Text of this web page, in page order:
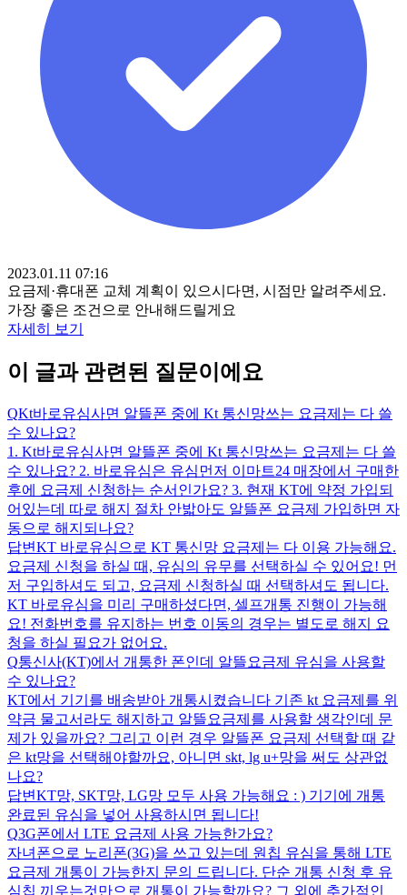
2023.01.11 07:16
요금제·휴대폰 교체 계획이 있으시다면, 시점만 알려주세요.
가장 좋은 조건으로 안내해드릴게요
자세히 보기
이 글과 관련된 질문이에요
QKt바로유심사면 알뜰폰 중에 Kt 통신망쓰는 요금제는 다 쓸
수 있나요?
1. Kt바로유심사면 알뜰폰 중에 Kt 통신망쓰는 요금제는 다 쓸
수 있나요? 2. 바로유심은 유심먼저 이마트24 매장에서 구매한
후에 요금제 신청하는 순서인가요? 3. 현재 KT에 약정 가입되
어있는데 따로 해지 절차 안밟아도 알뜰폰 요금제 가입하면 자
동으로 해지되나요?
답변KT 바로유심으로 KT 통신망 요금제는 다 이용 가능해요.
요금제 신청을 하실 때, 유심의 유무를 선택하실 수 있어요! 먼
저 구입하셔도 되고, 요금제 신청하실 때 선택하셔도 됩니다.
KT 바로유심을 미리 구매하셨다면, 셀프개통 진행이 가능해
요! 전화번호를 유지하는 번호 이동의 경우는 별도로 해지 요
청을 하실 필요가 없어요.
Q통신사(KT)에서 개통한 폰인데 알뜰요금제 유심을 사용할
수 있나요?
KT에서 기기를 배송받아 개통시켰습니다 기존 kt 요금제를 위
약금 물고서라도 해지하고 알뜰요금제를 사용할 생각인데 문
제가 있을까요? 그리고 이런 경우 알뜰폰 요금제 선택할 때 같
은 kt망을 선택해야할까요, 아니면 skt, lg u+망을 써도 상관없
나요?
답변KT망, SKT망, LG망 모두 사용 가능해요 : ) 기기에 개통
완료된 유심을 넣어 사용하시면 됩니다!
Q3G폰에서 LTE 요금제 사용 가능한가요?
자녀폰으로 노리폰(3G)을 쓰고 있는데 원칩 유심을 통해 LTE
요금제 개통이 가능한지 문의 드립니다. 단순 개통 신청 후 유
심칩 끼우는것만으로 개통이 가능할까요? 그 외에 추가적인